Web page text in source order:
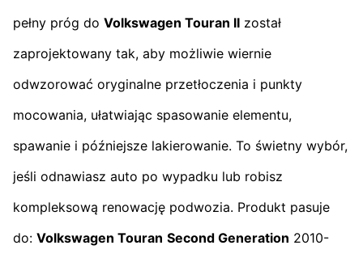
pełny próg do Volkswagen Touran II został
zaprojektowany tak, aby możliwie wiernie
odwzorować oryginalne przetłoczenia i punkty
mocowania, ułatwiając spasowanie elementu,
spawanie i późniejsze lakierowanie. To świetny wybór,
jeśli odnawiasz auto po wypadku lub robisz
kompleksową renowację podwozia. Produkt pasuje
do: Volkswagen Touran Second Generation 2010-